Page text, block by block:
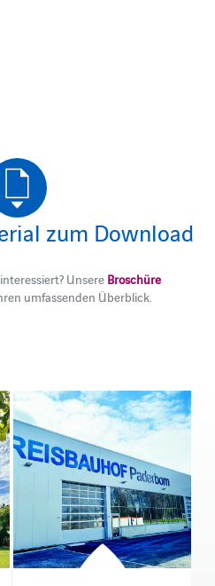
zum Download
Unsere Broschüre
umfassenden Überblick.